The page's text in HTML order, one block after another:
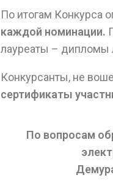
По итогам Конкурса
каждой номинации.
лауреаты – дипломы
Конкурсанты, не
сертификаты
По вопросам